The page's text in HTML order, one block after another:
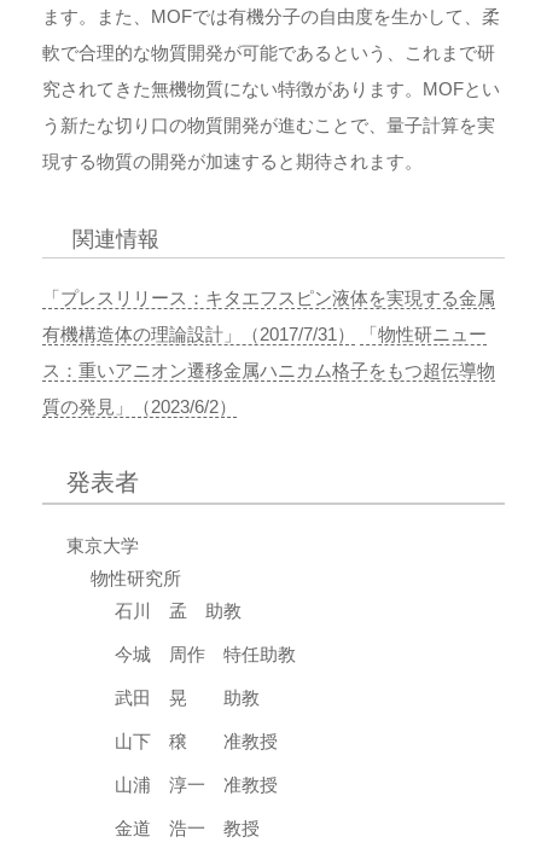
ます。また、MOFでは有機分子の自由度を生かして、柔
軟で合理的な物質開発が可能であるという、これまで研
究されてきた無機物質にない特徴があります。MOFとい
う新たな切り口の物質開発が進むことで、量子計算を実
現する物質の開発が加速すると期待されます。
関連情報
「プレスリリース：キタエフスピン液体を実現する金属
有機構造体の理論設計」（2017/7/31）
「物性研ニュー
ス：重いアニオン遷移金属ハニカム格子をもつ超伝導物
質の発見」（2023/6/2）
発表者
東京大学
物性研究所
石川 孟 助教
今城 周作 特任助教
武田 晃 助教
山下 穣 准教授
山浦 淳一 准教授
金道 浩一 教授